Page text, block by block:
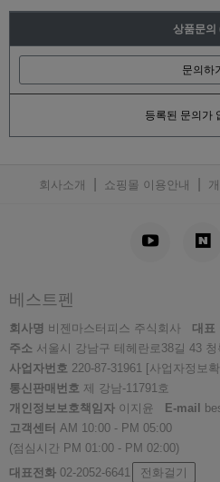
상품문의
문의하기
등록된 문의가
회사소개 쇼핑몰 이용안내
베스트펜
회사명 비젠마스터피스 주식회사 대표
주소 서울시 강남구 테헤란로38길 43
사업자번호 220-87-31961 [사업자정보
통신판매번호 제 강남-11791호
개인정보보호책임자 이지윤 E-mail
고객센터 AM 10:00 - PM 05:00
(점심시간 PM 01:00 - PM 02:00)
대표전화 02-2052-6641
전화걸기